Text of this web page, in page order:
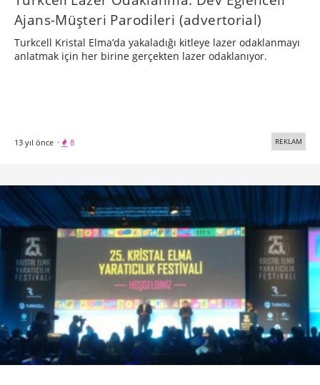
Ajans-Müşteri Parodileri (advertorial)
Turkcell Kristal Elma’da yakaladığı kitleye lazer odaklanmayı
anlatmak için her birine gerçekten lazer odaklanıyor.
13 yıl önce · 8 REKLAM